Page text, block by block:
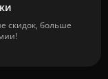
скидок, больше